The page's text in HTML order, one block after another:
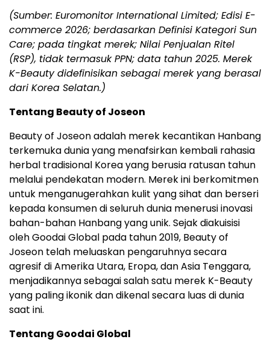
(Sumber: Euromonitor International Limited; Edisi E-
commerce 2026; berdasarkan Definisi Kategori Sun
Care; pada tingkat merek; Nilai Penjualan Ritel
(RSP), tidak termasuk PPN; data tahun 2025. Merek
K-Beauty didefinisikan sebagai merek yang berasal
dari Korea Selatan.)
Tentang Beauty of Joseon
Beauty of Joseon adalah merek kecantikan Hanbang
terkemuka dunia yang menafsirkan kembali rahasia
herbal tradisional Korea yang berusia ratusan tahun
melalui pendekatan modern. Merek ini berkomitmen
untuk menganugerahkan kulit yang sihat dan berseri
kepada konsumen di seluruh dunia menerusi inovasi
bahan-bahan Hanbang yang unik. Sejak diakuisisi
oleh Goodai Global pada tahun 2019, Beauty of
Joseon telah meluaskan pengaruhnya secara
agresif di Amerika Utara, Eropa, dan Asia Tenggara,
menjadikannya sebagai salah satu merek K-Beauty
yang paling ikonik dan dikenal secara luas di dunia
saat ini.
Tentang Goodai Global